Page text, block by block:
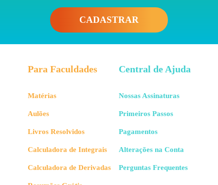
CADASTRAR
Para Faculdades
Matérias
Aulões
Livros Resolvidos
Calculadora de Integrais
Calculadora de Derivadas
Central de Ajuda
Nossas Assinaturas
Primeiros Passos
Pagamentos
Alterações na Conta
Perguntas Frequentes